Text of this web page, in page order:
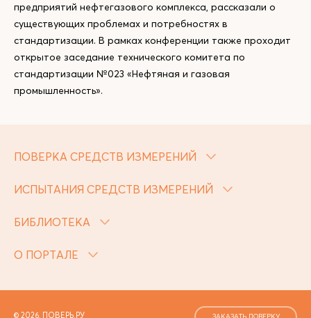
предприятий нефтегазового комплекса, рассказали о
существующих проблемах и потребностях в
стандартизации. В рамках конференции также проходит
открытое заседание технического комитета по
стандартизации №023 «Нефтяная и газовая
промышленность».
ПОВЕРКА СРЕДСТВ ИЗМЕРЕНИЙ
ИСПЫТАНИЯ СРЕДСТВ ИЗМЕРЕНИЙ
БИБЛИОТЕКА
О ПОРТАЛЕ
© 2026, ПОВЕРЬ.РУ